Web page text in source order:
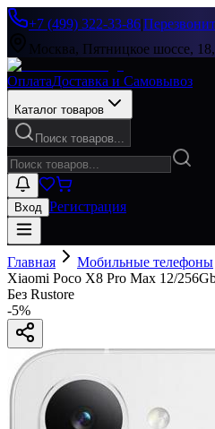
+7 (499) 322-33-86|
Москва, Пятницкое шоссе,
ОплатаДоставка и Самовывоз
Каталог товаров
Поиск товаров...
Вход Регистрация
Главная Мобильные телефоны
Xiaomi Poco X8 Pro Max 12/
Без Rustore
-5%